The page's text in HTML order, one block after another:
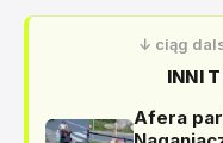
↓ ciąg
INNI
Afera